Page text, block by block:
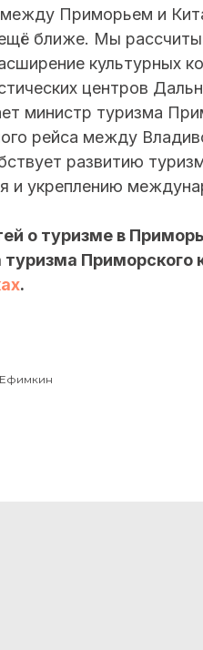
Приморьем и
ближе. Мы
культурных
центров
министр туризма
рейса между
развитию
и укреплению
о туризме в
Приморского
.